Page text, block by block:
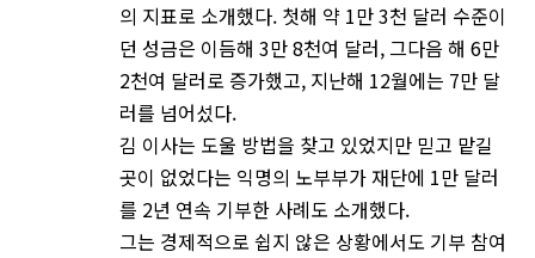
의 지표로 소개했다. 첫해 약 1만 3천 달러 수준이
던 성금은 이듬해 3만 8천여 달러, 그다음 해 6만
2천여 달러로 증가했고, 지난해 12월에는 7만 달
러를 넘어섰다.
김 이사는 도울 방법을 찾고 있었지만 믿고 맡길
곳이 없었다는 익명의 노부부가 재단에 1만 달러
를 2년 연속 기부한 사례도 소개했다.
그는 경제적으로 쉽지 않은 상황에서도 기부 참여